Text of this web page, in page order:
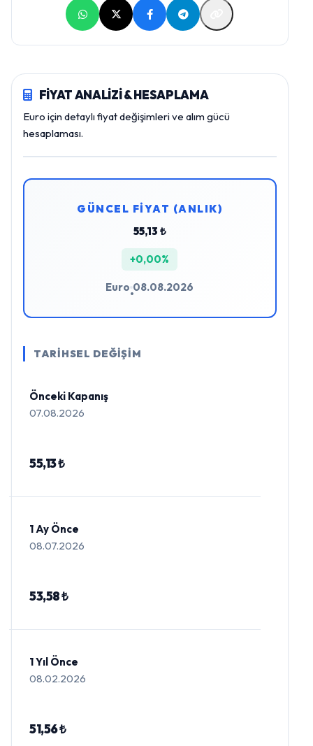
FİYAT ANALİZİ & HESAPLAMA
Euro için detaylı fiyat değişimleri ve alım gücü
hesaplaması.
GÜNCEL FİYAT (ANLIK)
55,13 ₺
+0,00%
Euro
•
08.08.2026
TARİHSEL DEĞİŞİM
Önceki Kapanış
07.08.2026
55,13 ₺
1 Ay Önce
08.07.2026
53,58 ₺
1 Yıl Önce
08.02.2026
51,56 ₺